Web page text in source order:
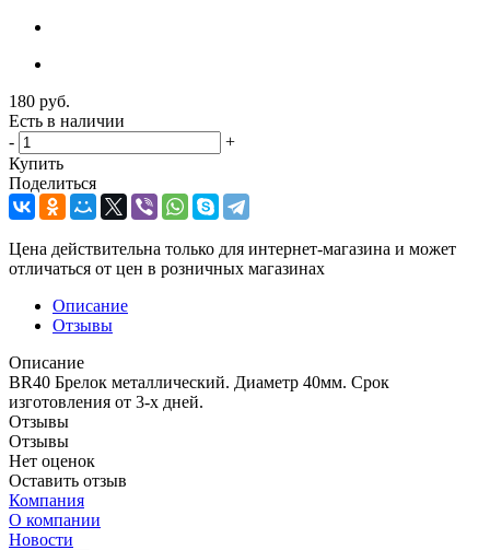
180 руб.
Есть в наличии
-
+
Купить
Поделиться
Цена действительна только для интернет-магазина и может
отличаться от цен в розничных магазинах
Описание
Отзывы
Описание
BR40 Брелок металлический. Диаметр 40мм. Срок
изготовления от 3-х дней.
Отзывы
Отзывы
Нет оценок
Оставить отзыв
Компания
О компании
Новости